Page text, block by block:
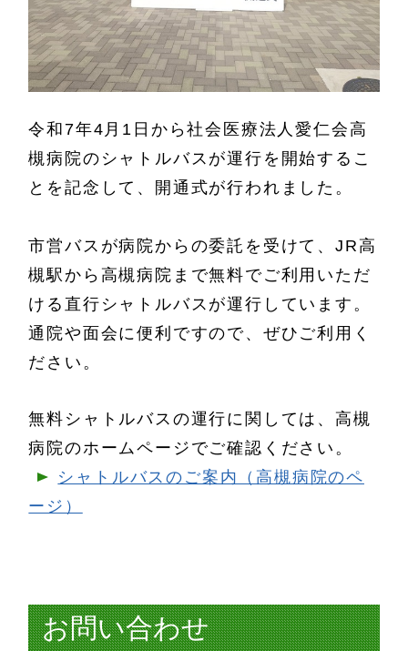
令和7年4月1日から社会医療法人愛仁会高
槻病院のシャトルバスが運行を開始するこ
とを記念して、開通式が行われました。
市営バスが病院からの委託を受けて、JR高
槻駅から高槻病院まで無料でご利用いただ
ける直行シャトルバスが運行しています。
通院や面会に便利ですので、ぜひご利用く
ださい。
無料シャトルバスの運行に関しては、高槻
病院のホームページでご確認ください。
シャトルバスのご案内（高槻病院のペ
ージ）
お問い合わせ